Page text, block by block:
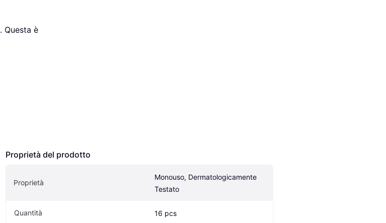
. Questa è
Proprietà del prodotto
Proprietà
Monouso, Dermatologicamente
Testato
Quantità 16 pcs